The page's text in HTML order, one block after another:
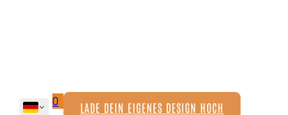
0 LADE DEIN EIGENES DESIGN HOCH